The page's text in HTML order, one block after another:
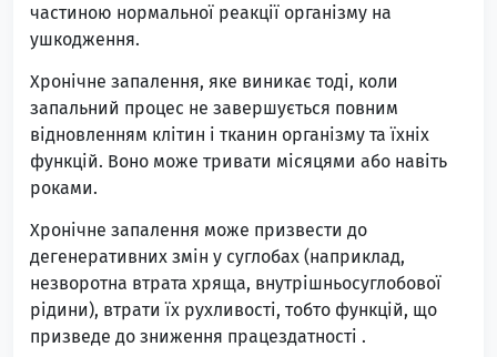
частиною нормальної реакції організму на
ушкодження.
Хронічне запалення, яке виникає тоді, коли
запальний процес не завершується повним
відновленням клітин і тканин організму та їхніх
функцій. Воно може тривати місяцями або навіть
роками.
Хронічне запалення може призвести до
дегенеративних змін у суглобах (наприклад,
незворотна втрата хряща, внутрішньосуглобової
рідини), втрати їх рухливості, тобто функцій, що
призведе до зниження працездатності .